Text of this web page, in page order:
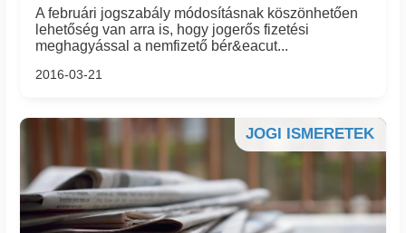
A februári jogszabály módosításnak köszönhetően
lehetőség van arra is, hogy jogerős fizetési
meghagyással a nemfizető bér&eacut...
2016-03-21
JOGI ISMERETEK